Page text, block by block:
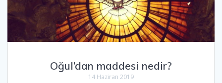
Oğul’dan maddesi nedir?
14 Haziran 2019